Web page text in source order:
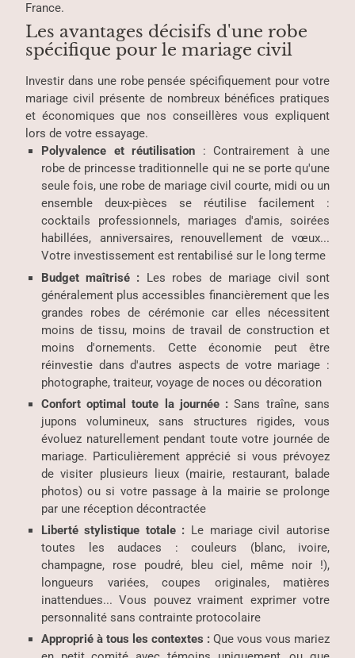
France.
Les avantages décisifs d'une robe
spécifique pour le mariage civil
Investir dans une robe pensée spécifiquement pour votre
mariage civil présente de nombreux bénéfices pratiques
et économiques que nos conseillères vous expliquent
lors de votre essayage.
Polyvalence et réutilisation : Contrairement à une
robe de princesse traditionnelle qui ne se porte qu'une
seule fois, une robe de mariage civil courte, midi ou un
ensemble deux-pièces se réutilise facilement :
cocktails professionnels, mariages d'amis, soirées
habillées, anniversaires, renouvellement de vœux...
Votre investissement est rentabilisé sur le long terme
Budget maîtrisé : Les robes de mariage civil sont
généralement plus accessibles financièrement que les
grandes robes de cérémonie car elles nécessitent
moins de tissu, moins de travail de construction et
moins d'ornements. Cette économie peut être
réinvestie dans d'autres aspects de votre mariage :
photographe, traiteur, voyage de noces ou décoration
Confort optimal toute la journée : Sans traîne, sans
jupons volumineux, sans structures rigides, vous
évoluez naturellement pendant toute votre journée de
mariage. Particulièrement apprécié si vous prévoyez
de visiter plusieurs lieux (mairie, restaurant, balade
photos) ou si votre passage à la mairie se prolonge
par une réception décontractée
Liberté stylistique totale : Le mariage civil autorise
toutes les audaces : couleurs (blanc, ivoire,
champagne, rose poudré, bleu ciel, même noir !),
longueurs variées, coupes originales, matières
inattendues... Vous pouvez vraiment exprimer votre
personnalité sans contrainte protocolaire
Approprié à tous les contextes : Que vous vous mariez